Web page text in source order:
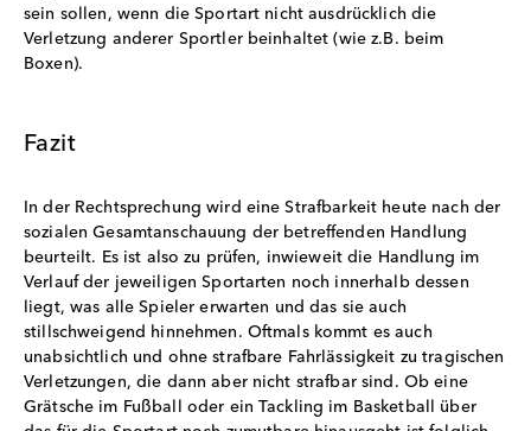
sein sollen, wenn die Sportart nicht ausdrücklich die
Verletzung anderer Sportler beinhaltet (wie z.B. beim
Boxen).
Fazit
In der Rechtsprechung wird eine Strafbarkeit heute nach der
sozialen Gesamtanschauung der betreffenden Handlung
beurteilt. Es ist also zu prüfen, inwieweit die Handlung im
Verlauf der jeweiligen Sportarten noch innerhalb dessen
liegt, was alle Spieler erwarten und das sie auch
stillschweigend hinnehmen. Oftmals kommt es auch
unabsichtlich und ohne strafbare Fahrlässigkeit zu tragischen
Verletzungen, die dann aber nicht strafbar sind. Ob eine
Grätsche im Fußball oder ein Tackling im Basketball über